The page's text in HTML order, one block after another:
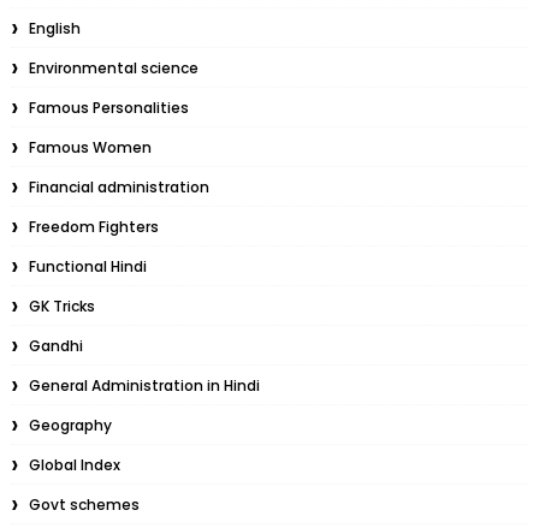
English
Environmental science
Famous Personalities
Famous Women
Financial administration
Freedom Fighters
Functional Hindi
GK Tricks
Gandhi
General Administration in Hindi
Geography
Global Index
Govt schemes